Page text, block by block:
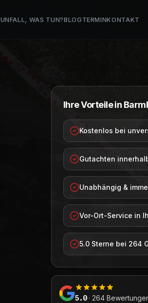
UNFALL, WAS TUN?BLOGTERMINKONTAKT
Ihre Vorteile in
Kostenlos bei
Gutachten
Unabhängig &
Vor-Ort-Service in
5.0 Sterne bei 264
5.0· 264